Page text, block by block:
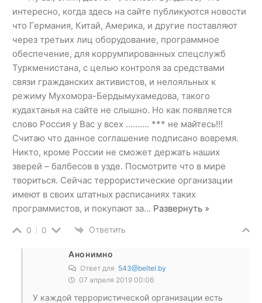
интересно, когда здесь на сайте публикуются новости
что Германия, Китай, Америка, и другие поставляют
через третьих лиц оборудование, программное
обеспечение, для коррумпированных спецслужб
Туркменистана, с целью контроля за средствами
связи гражданских активистов, и нелояльных к
режиму Мухомора-Бердымухамедова, такого
кудахтанья на сайте не слышно. Но как появляется
слово Россия у Вас у всех ………. *** не майтесь!!!
Считаю что данное соглашение подписано вовремя.
Никто, кроме России не сможет держать наших
зверей – балбесов в узде. Посмотрите что в мире
твориться. Сейчас террористические организации
имеют в своих штатных расписаниях таких
программистов, и покупают за… Развернуть »
0 0 Ответить
Анонимно
Ответ для 543@beltel.by
07 апреля 2019 00:06
У каждой террористической организации есть